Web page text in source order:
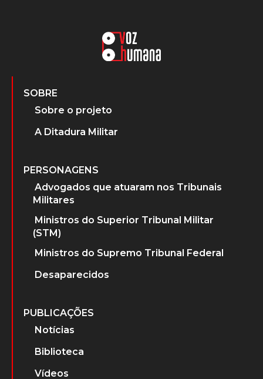
SOBRE
Sobre o projeto
A Ditadura Militar
PERSONAGENS
Advogados que atuaram nos Tribunais
Militares
Ministros do Superior Tribunal Militar
(STM)
Ministros do Supremo Tribunal Federal
Desaparecidos
PUBLICAÇÕES
Notícias
Biblioteca
Vídeos